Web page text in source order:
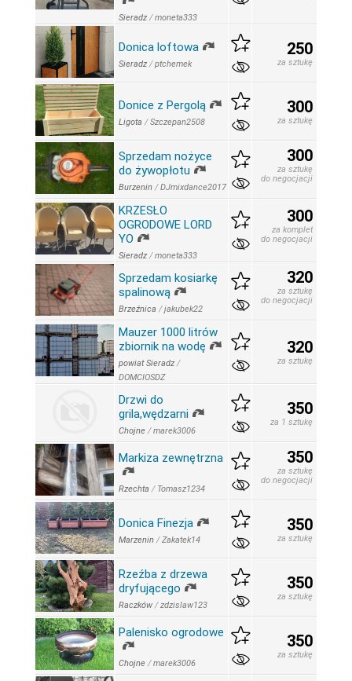
Sieradz /moneta333
Donica loftowa
Sieradz /ptchemek
250
za sztukę
Donice z Pergolą
Ligota /Szczepan2508
300
za sztukę
Sprzedam nożyce
do żywopłotu
Burzenin /DJmixdance2017
300
za sztukę
do negocjacji
KRZESŁO
OGRODOWE LORD
YO
Sieradz /moneta333
300
za komplet
do negocjacji
Sprzedam kosiarkę
spalinową
Brzeźnica /jakubek22
320
za sztukę
do negocjacji
Mauzer 1000 litrów
zbiornik na wodę
powiat Sieradz /
DOMCIOSDZ
320
za sztukę
Drzwi do
grila,wędzarni
Chojne /marek3006
350
za 1 sztukę
Markiza zewnętrzna
Rzechta / Tomasz1234
350
za sztukę
do negocjacji
Donica Finezja
Marzenin /Zakatek14
350
za sztukę
Rzeźba z drzewa
dryfującego
Raczków /zdzislaw123
350
za sztukę
Palenisko ogrodowe
Chojne /marek3006
350
za sztukę